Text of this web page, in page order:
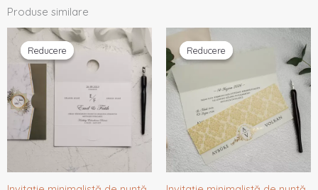
Produse similare
Reducere
Reducere
Prețul
inițial
a
1,37 lei.
Prețul
curent
este:
1,30 lei.
Reducere
Reducere
Prețul
inițial
a
1,40 lei.
curent
este: